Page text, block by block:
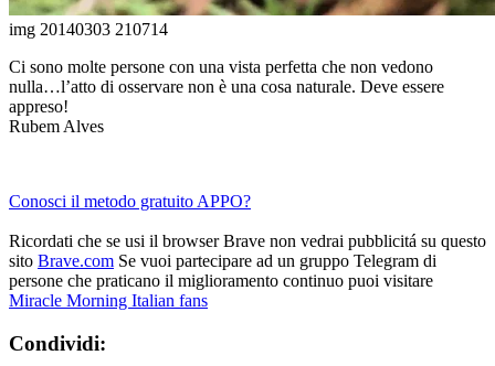
img 20140303 210714
Ci sono molte persone con una vista perfetta che non vedono
nulla…l’atto di osservare non è una cosa naturale. Deve essere
appreso!
Rubem Alves
Conosci il metodo gratuito APPO?
Ricordati che se usi il browser Brave non vedrai pubblicitá su questo
sito Brave.com Se vuoi partecipare ad un gruppo Telegram di
persone che praticano il miglioramento continuo puoi visitare
Miracle Morning Italian fans
Condividi: